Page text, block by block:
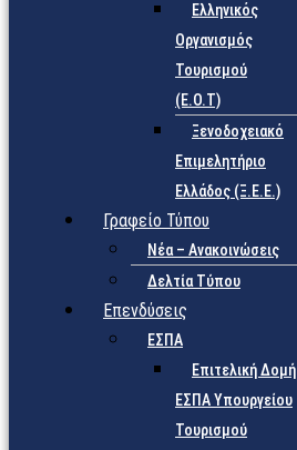
Eλληνικός
Οργανισμός
Τουρισμού
(Ε.Ο.Τ)
Ξενοδοχειακό
Επιμελητήριο
Ελλάδος (Ξ.Ε.Ε.)
Γραφείο Τύπου
Νέα – Ανακοινώσεις
Δελτία Τύπου
Επενδύσεις
ΕΣΠΑ
Επιτελική Δομή
ΕΣΠΑ Υπουργείου
Τουρισμού